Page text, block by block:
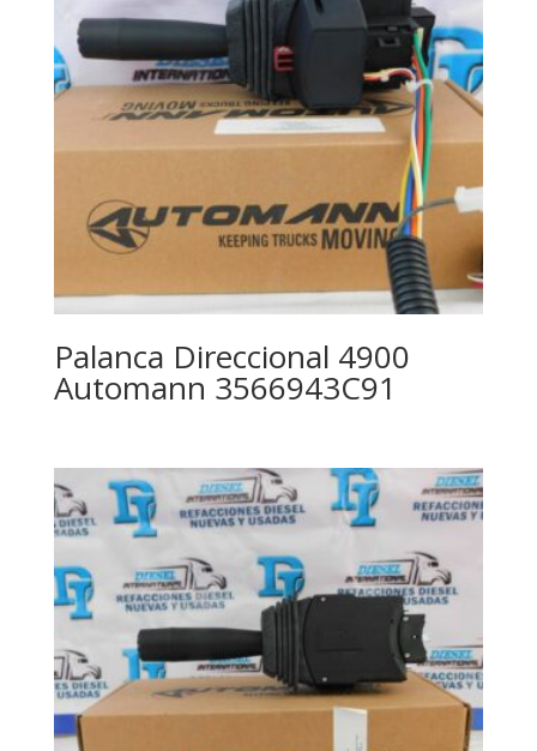
Palanca Direccional 4900
Automann 3566943C91